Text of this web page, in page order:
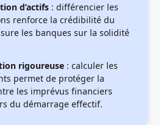
d’actifs : différencier les
renforce la crédibilité du
les banques sur la solidité
rigoureuse : calculer les
permet de protéger la
les imprévus financiers
du démarrage effectif.